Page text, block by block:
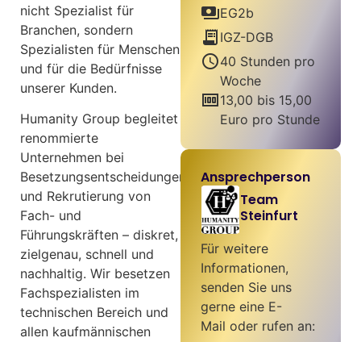
nicht Spezialist für
Branchen, sondern
Spezialisten für Menschen
und für die Bedürfnisse
unserer Kunden.
Humanity Group begleitet
renommierte
Unternehmen bei
Besetzungsentscheidungen
und Rekrutierung von
Fach- und
Führungskräften – diskret,
zielgenau, schnell und
nachhaltig. Wir besetzen
Fachspezialisten im
technischen Bereich und
allen kaufmännischen
paymentsEG2b
receipt_long IGZ-DGB
schedule40 Stunden pro
Woche
money13,00 bis 15,00
Euro pro Stunde
Ansprechperson
Team
Steinfurt
Für weitere
Informationen,
senden Sie uns
gerne eine E-
Mail oder rufen an: